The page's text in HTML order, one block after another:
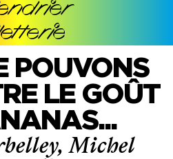
POUVONS
LE GOÛT
Michel